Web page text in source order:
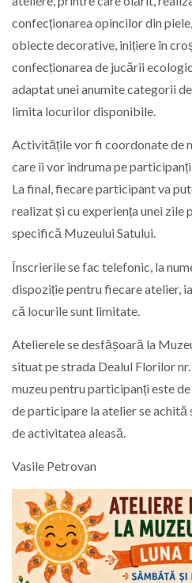
confecționarea opincilor din
obiecte decorative, inițiere în
confecționarea de jucării
adaptat unei anumite categorii
limita locurilor disponibile.
Activitățile vor fi coordonate de
care îi vor îndruma pe
La final, fiecare participant va
realizat și cu experiența unei zile
specifică Muzeului Satului.
Înscrierile se fac telefonic, la
dispoziție pentru fiecare atelier,
că locurile sunt limitate.
Atelierele se desfășoară la
situat pe strada Dealul Florilor
muzeu pentru participanți este
de participare la atelier se
de activitatea aleasă.
Vasile Petrovan